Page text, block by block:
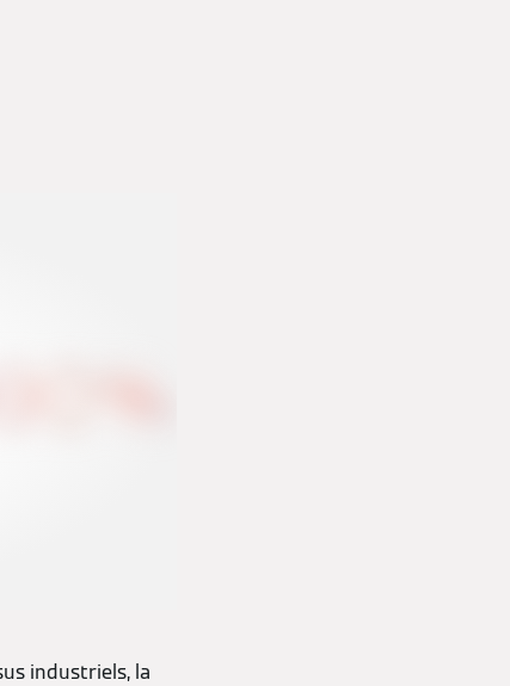
industriels, la